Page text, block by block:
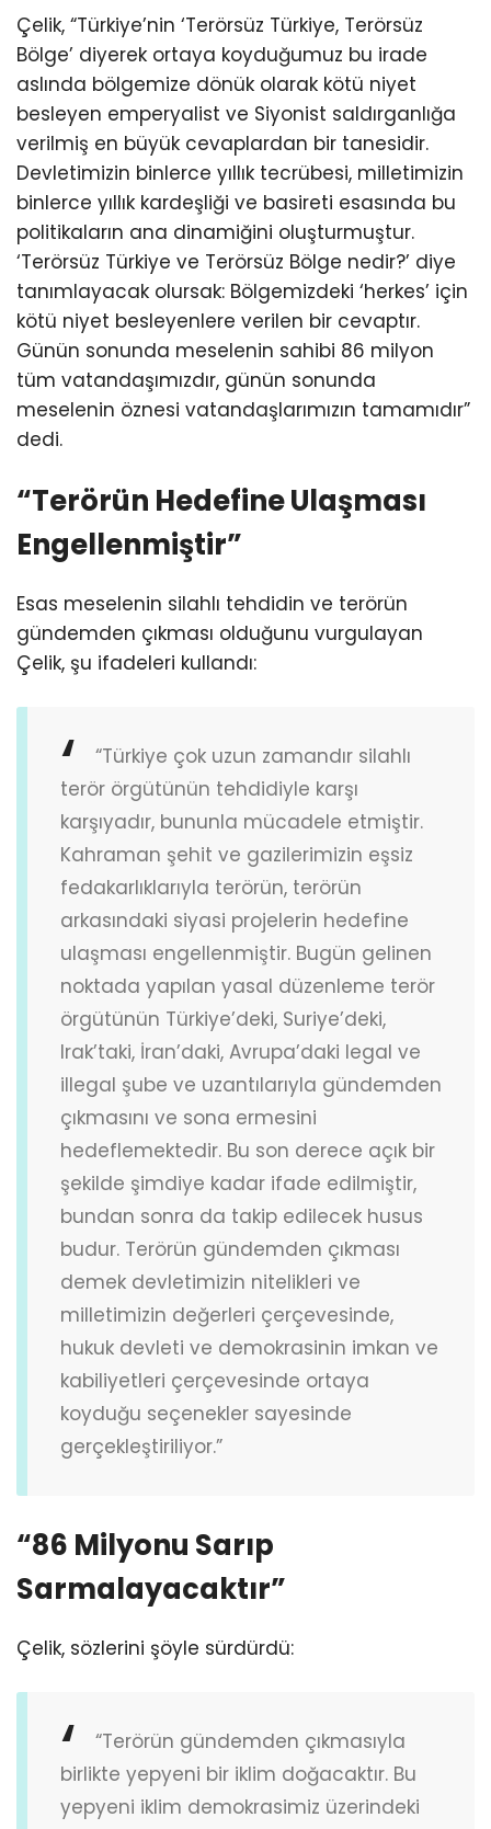
Çelik, “Türkiye’nin ‘Terörsüz Türkiye, Terörsüz
Bölge’ diyerek ortaya koyduğumuz bu irade
aslında bölgemize dönük olarak kötü niyet
besleyen emperyalist ve Siyonist saldırganlığa
verilmiş en büyük cevaplardan bir tanesidir.
Devletimizin binlerce yıllık tecrübesi, milletimizin
binlerce yıllık kardeşliği ve basireti esasında bu
politikaların ana dinamiğini oluşturmuştur.
‘Terörsüz Türkiye ve Terörsüz Bölge nedir?’ diye
tanımlayacak olursak: Bölgemizdeki ‘herkes’ için
kötü niyet besleyenlere verilen bir cevaptır.
Günün sonunda meselenin sahibi 86 milyon
tüm vatandaşımızdır, günün sonunda
meselenin öznesi vatandaşlarımızın tamamıdır”
dedi.
“Terörün Hedefine Ulaşması
Engellenmiştir”
Esas meselenin silahlı tehdidin ve terörün
gündemden çıkması olduğunu vurgulayan
Çelik, şu ifadeleri kullandı:
“Türkiye çok uzun zamandır silahlı
terör örgütünün tehdidiyle karşı
karşıyadır, bununla mücadele etmiştir.
Kahraman şehit ve gazilerimizin eşsiz
fedakarlıklarıyla terörün, terörün
arkasındaki siyasi projelerin hedefine
ulaşması engellenmiştir. Bugün gelinen
noktada yapılan yasal düzenleme terör
örgütünün Türkiye’deki, Suriye’deki,
Irak’taki, İran’daki, Avrupa’daki legal ve
illegal şube ve uzantılarıyla gündemden
çıkmasını ve sona ermesini
hedeflemektedir. Bu son derece açık bir
şekilde şimdiye kadar ifade edilmiştir,
bundan sonra da takip edilecek husus
budur. Terörün gündemden çıkması
demek devletimizin nitelikleri ve
milletimizin değerleri çerçevesinde,
hukuk devleti ve demokrasinin imkan ve
kabiliyetleri çerçevesinde ortaya
koyduğu seçenekler sayesinde
gerçekleştiriliyor.”
“86 Milyonu Sarıp
Sarmalayacaktır”
Çelik, sözlerini şöyle sürdürdü:
“Terörün gündemden çıkmasıyla
birlikte yepyeni bir iklim doğacaktır. Bu
yepyeni iklim demokrasimiz üzerindeki